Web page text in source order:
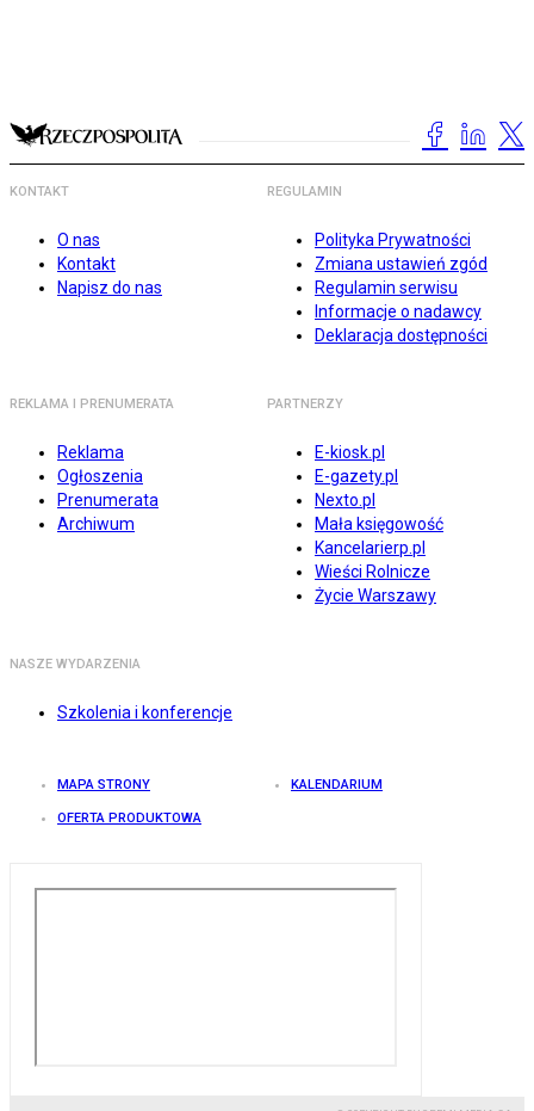
KONTAKT
O nas
Kontakt
Napisz do nas
REGULAMIN
Polityka Prywatności
Zmiana ustawień zgód
Regulamin serwisu
Informacje o nadawcy
Deklaracja dostępności
REKLAMA I PRENUMERATA
Reklama
Ogłoszenia
Prenumerata
Archiwum
PARTNERZY
E-kiosk.pl
E-gazety.pl
Nexto.pl
Mała księgowość
Kancelarierp.pl
Wieści Rolnicze
Życie Warszawy
NASZE WYDARZENIA
Szkolenia i konferencje
MAPA STRONY KALENDARIUM
OFERTA PRODUKTOWA